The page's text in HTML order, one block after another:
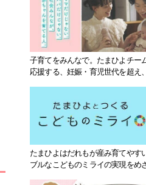
子育てをみんなで。たまひよチー
応援する、妊娠・育児世代を超え
たまひよはだれもが産み育てやす
ブルなこどものミライの実現をめ